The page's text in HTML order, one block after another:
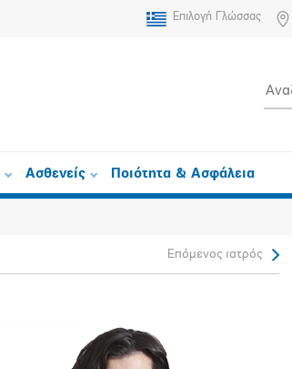
Επιλογή Γλώσσας
Ασθενείς Ποιότητα & Ασφάλεια
Επόμενος ιατρός